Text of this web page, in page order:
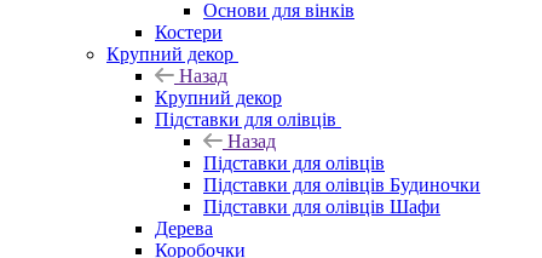
Основи для вінків
Костери
Крупний декор
Назад
Крупний декор
Підставки для олівців
Назад
Підставки для олівців
Підставки для олівців Будиночки
Підставки для олівців Шафи
Дерева
Коробочки